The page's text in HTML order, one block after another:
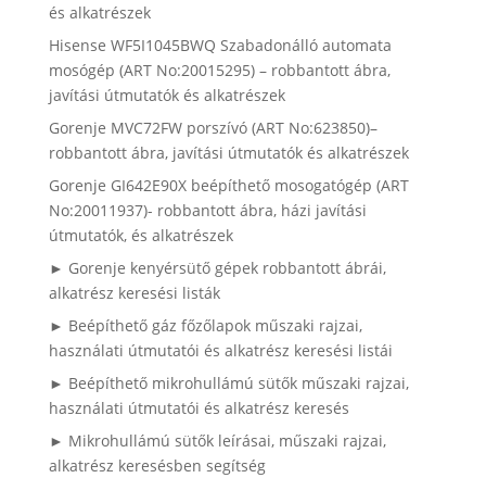
és alkatrészek
Hisense WF5I1045BWQ Szabadonálló automata
mosógép (ART No:20015295) – robbantott ábra,
javítási útmutatók és alkatrészek
Gorenje MVC72FW porszívó (ART No:623850)–
robbantott ábra, javítási útmutatók és alkatrészek
Gorenje GI642E90X beépíthető mosogatógép (ART
No:20011937)- robbantott ábra, házi javítási
útmutatók, és alkatrészek
► Gorenje kenyérsütő gépek robbantott ábrái,
alkatrész keresési listák
► Beépíthető gáz főzőlapok műszaki rajzai,
használati útmutatói és alkatrész keresési listái
► Beépíthető mikrohullámú sütők műszaki rajzai,
használati útmutatói és alkatrész keresés
► Mikrohullámú sütők leírásai, műszaki rajzai,
alkatrész keresésben segítség